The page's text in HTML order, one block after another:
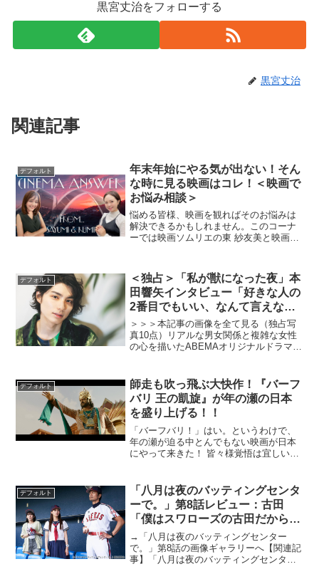
黒宮丈治をフォローする
黒宮丈治
関連記事
デフォルト
年末年始にやる気が出ない！そん
な時に見る映画はコレ！＜映画で
お悩み相談＞
悩める皆様、映画を観ればそのお悩みは
解決できるかもしれません。このコーナ
ーでは映画ソムリエの東 紗友美と映画好
ら、同時に厳選した“人生に効く映画”も処
方するという、一粒...
デフォルト
＜独占＞「私が獣になった夜」本
田響矢インタビュー「好きな人の
2番目でもいい、なんて言えな
い」
＞＞＞本記事の画像を全て見る（独占写
真10点）リアルな男女関係と複雑な女性
の心を描いたABEMAオリジナルドラマシ
より配信スタート。「女だって、本能の
まま求めたい夜...
デフォルト
師走も吹っ飛ぶ大快作！『バーフ
バリ 王の凱旋』が年の瀬の日本
を盛り上げる！！
「バーフバリ！」はい。というわけで、
年の瀬が迫る中とんでもない映画が日本
にやって来きた！ 皆々様覚悟は宜しい
の帰還である。2017年4月、彗星の如くイ
ンドから現れた前...
デフォルト
「八月は夜のバッティングセンタ
ーで。」第8話レビュー：古田
「僕はスワローズの古田だから
ね」は泣く。山崎夢羽
（BEYOOOOONDS）の演技にも
注目（※ストーリーネタバレあ
→「八月は夜のバッティングセンター
で。」第8話の画像ギャラリーへ【関連記
事】「八月は夜のバッティングセンター